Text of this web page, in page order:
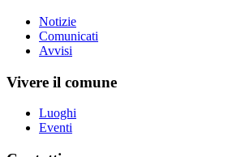
Notizie
Comunicati
Avvisi
Vivere il comune
Luoghi
Eventi